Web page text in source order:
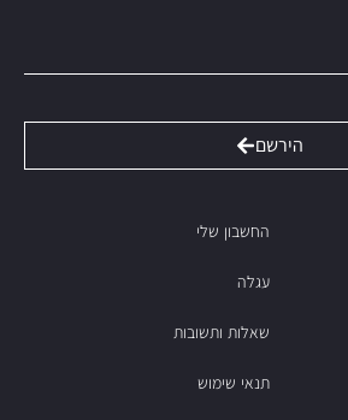
הירשם
החשבון שלי
עגלה
שאלות ותשובות
תנאי שימוש